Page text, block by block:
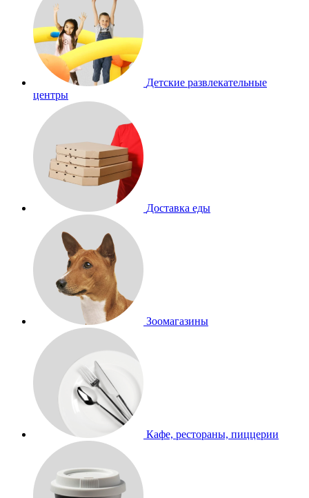
Детские развлекательные
центры
Доставка еды
Зоомагазины
Кафе, рестораны, пиццерии